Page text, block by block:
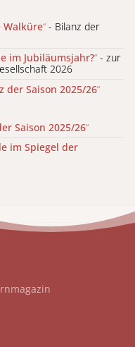
Walküre“ - Bilanz der
im Jubiläumsjahr?“ - zur
2026
der Saison 2025/26“
Saison 2025/26“
im Spiegel der